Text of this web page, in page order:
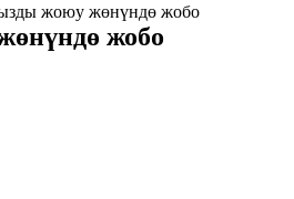
жоюу жөнүндө жобо
жобо